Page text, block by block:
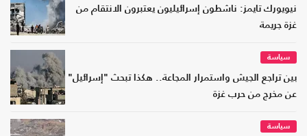
نيويورك تايمز: ناشطون إسرائيليون يعتبرون الانتقام من
غزة جريمة
سياسة
بين تراجع الجيش واستمرار المجاعة.. هكذا تبحث "إسرائيل"
عن مخرج من حرب غزة
سياسة